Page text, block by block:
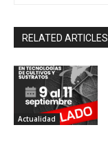
RELATED ARTICLES
Actualidad